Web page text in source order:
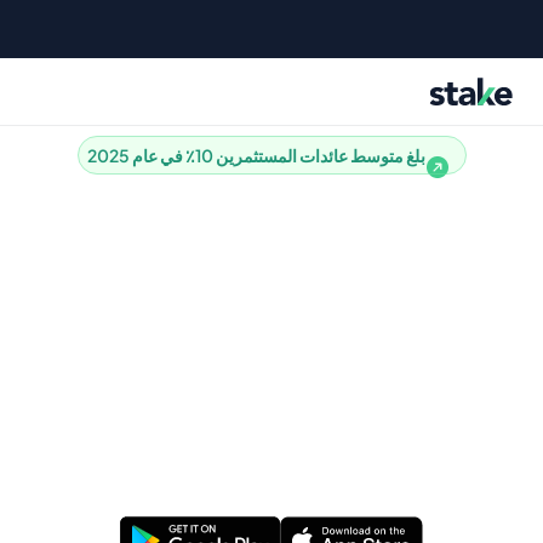
بلغ متوسط عائدات المستثمرين 10٪ في عام 2025